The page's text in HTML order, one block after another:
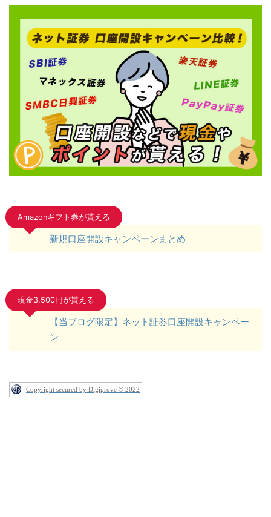
Amazonギフト券が貰える
新規口座開設キャンペーンまとめ
現金3,500円が貰える
【当ブログ限定】ネット証券口座開設キャンペー
ン
Copyright secured by Digiprove © 2022